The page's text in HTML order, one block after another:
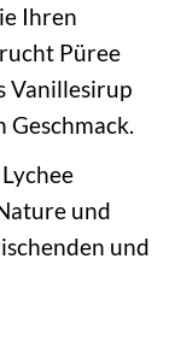
Ihren
Püree
Vanillesirup
und
und